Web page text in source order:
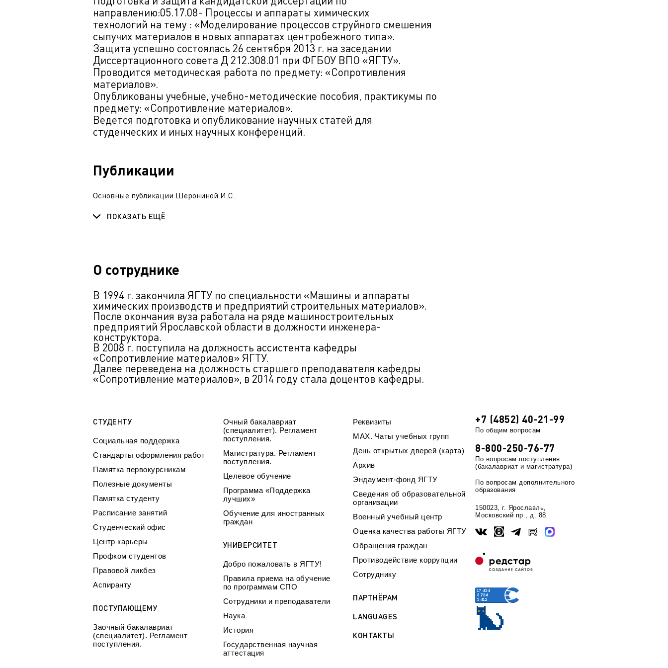
направлению:05.17.08- Процессы и аппараты химических
технологий на тему : «Моделирование процессов струйного смешения
сыпучих материалов в новых аппаратах центробежного типа».
Защита успешно состоялась 26 сентября 2013 г. на заседании
Диссертационного совета Д 212.308.01 при ФГБОУ ВПО «ЯГТУ».
Проводится методическая работа по предмету: «Сопротивления
материалов».
Опубликованы учебные, учебно-методические пособия, практикумы по
предмету: «Сопротивление материалов».
Ведется подготовка и опубликование научных статей для
студенческих и иных научных конференций.
Публикации
Основные публикации Шерониной И.С.
ПОКАЗАТЬ ЕЩЁ
О сотруднике
В 1994 г. закончила ЯГТУ по специальности «Машины и аппараты
химических производств и предприятий строительных материалов».
После окончания вуза работала на ряде машиностроительных
предприятий Ярославской области в должности инженера-
конструктора.
В 2008 г. поступила на должность ассистента кафедры
«Сопротивление материалов» ЯГТУ.
Далее переведена на должность старшего преподавателя кафедры
«Сопротивление материалов», в 2014 году стала доцентов кафедры.
СТУДЕНТУ
Социальная поддержка
Стандарты оформления работ
Памятка первокурсникам
Полезные документы
Памятка студенту
Расписание занятий
Студенческий офис
Центр карьеры
Профком студентов
Правовой ликбез
Аспиранту
ПОСТУПАЮЩЕМУ
Заочный бакалавриат
(специалитет). Регламент
поступления.
Очный бакалавриат
(специалитет). Регламент
поступления.
Магистратура. Регламент
поступления.
Целевое обучение
Программа «Поддержка
лучших»
Обучение для иностранных
граждан
УНИВЕРСИТЕТ
Добро пожаловать в ЯГТУ!
Правила приема на обучение
по программам СПО
Сотрудники и преподаватели
Наука
История
Государственная научная
аттестация
Реквизиты
МАХ. Чаты учебных групп
День открытых дверей (карта)
Архив
Эндаумент-фонд ЯГТУ
Сведения об образовательной
организации
Военный учебный центр
Оценка качества работы ЯГТУ
Обращения граждан
Противодействие коррупции
Сотруднику
ПАРТНЁРАМ
LANGUAGES
КОНТАКТЫ
+7 (4852) 40-21-99
По общим вопросам
8-800-250-76-77
По вопросам поступления
(бакалавриат и магистратура)
По вопросам дополнительного
образования
150023, г. Ярославль,
Московский пр., д. 88